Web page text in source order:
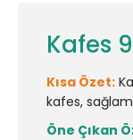
Kafes
Kısa Özet:
kafes, sağlam
Öne Çıkan